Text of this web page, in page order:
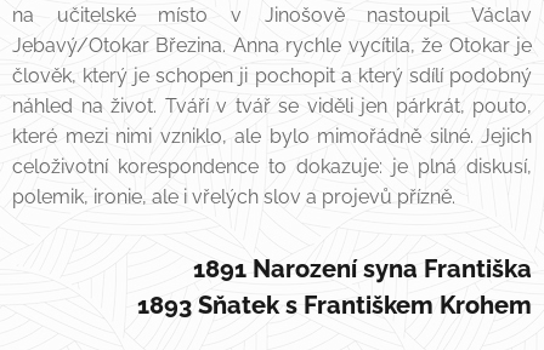
na učitelské místo v Jinošově nastoupil Václav
Jebavý/Otokar Březina. Anna rychle vycítila, že Otokar je
člověk, který je schopen ji pochopit a který sdílí podobný
náhled na život. Tváří v tvář se viděli jen párkrát, pouto,
které mezi nimi vzniklo, ale bylo mimořádně silné. Jejich
celoživotní korespondence to dokazuje: je plná diskusí,
polemik, ironie, ale i vřelých slov a projevů přízně.
1891 Narození syna Františka
1893 Sňatek s Františkem Krohem